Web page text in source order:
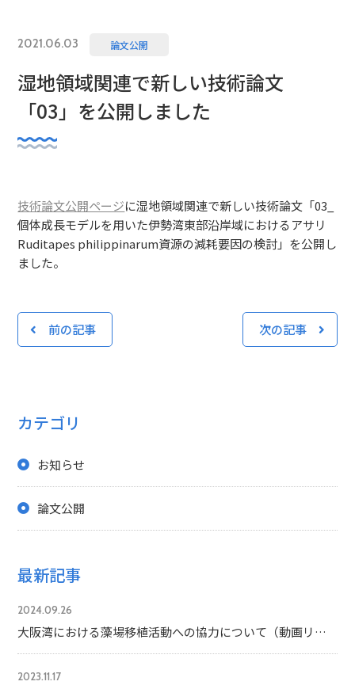
2021.06.03 論文公開
湿地領域関連で新しい技術論文
「03」を公開しました
技術論文公開ページに湿地領域関連で新しい技術論文「03_
個体成長モデルを用いた伊勢湾東部沿岸域におけるアサリ
Ruditapes philippinarum資源の減耗要因の検討」を公開し
ました。
前の記事 次の記事
カテゴリ
お知らせ
論文公開
最新記事
2024.09.26
大阪湾における藻場移植活動への協力について（動画リンク有）
2023.11.17